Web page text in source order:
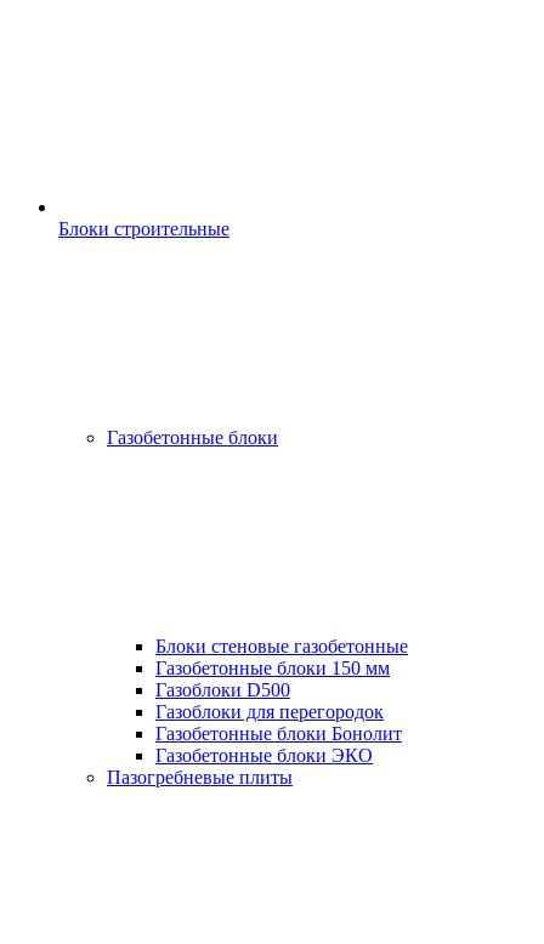
Блоки строительные
Газобетонные блоки
Блоки стеновые газобетонные
Газобетонные блоки 150 мм
Газоблоки D500
Газоблоки для перегородок
Газобетонные блоки Бонолит
Газобетонные блоки ЭКО
Пазогребневые плиты